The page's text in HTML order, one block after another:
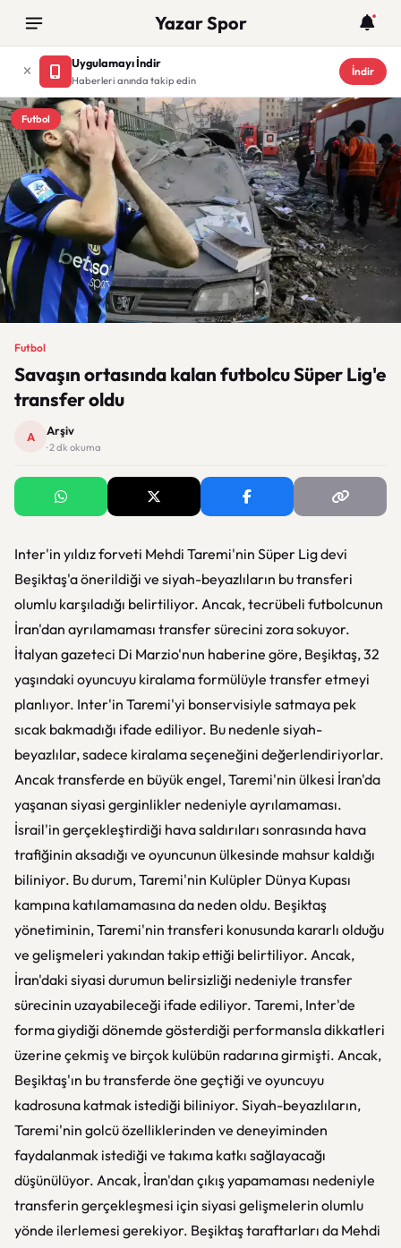
Yazar Spor
Uygulamayı İndir
Haberleri anında takip edin
İndir
Futbol
Futbol
Savaşın ortasında kalan futbolcu Süper Lig'e
transfer oldu
A Arşiv
· 2 dk okuma
Inter'in yıldız forveti Mehdi Taremi'nin Süper Lig devi
Beşiktaş'a önerildiği ve siyah-beyazlıların bu transferi
olumlu karşıladığı belirtiliyor. Ancak, tecrübeli futbolcunun
İran'dan ayrılamaması transfer sürecini zora sokuyor.
İtalyan gazeteci Di Marzio'nun haberine göre, Beşiktaş, 32
yaşındaki oyuncuyu kiralama formülüyle transfer etmeyi
planlıyor. Inter'in Taremi'yi bonservisiyle satmaya pek
sıcak bakmadığı ifade ediliyor. Bu nedenle siyah-
beyazlılar, sadece kiralama seçeneğini değerlendiriyorlar.
Ancak transferde en büyük engel, Taremi'nin ülkesi İran'da
yaşanan siyasi gerginlikler nedeniyle ayrılamaması.
İsrail'in gerçekleştirdiği hava saldırıları sonrasında hava
trafiğinin aksadığı ve oyuncunun ülkesinde mahsur kaldığı
biliniyor. Bu durum, Taremi'nin Kulüpler Dünya Kupası
kampına katılamamasına da neden oldu. Beşiktaş
yönetiminin, Taremi'nin transferi konusunda kararlı olduğu
ve gelişmeleri yakından takip ettiği belirtiliyor. Ancak,
İran'daki siyasi durumun belirsizliği nedeniyle transfer
sürecinin uzayabileceği ifade ediliyor. Taremi, Inter'de
forma giydiği dönemde gösterdiği performansla dikkatleri
üzerine çekmiş ve birçok kulübün radarına girmişti. Ancak,
Beşiktaş'ın bu transferde öne geçtiği ve oyuncuyu
kadrosuna katmak istediği biliniyor. Siyah-beyazlıların,
Taremi'nin golcü özelliklerinden ve deneyiminden
faydalanmak istediği ve takıma katkı sağlayacağı
düşünülüyor. Ancak, İran'dan çıkış yapamaması nedeniyle
transferin gerçekleşmesi için siyasi gelişmelerin olumlu
yönde ilerlemesi gerekiyor. Beşiktaş taraftarları da Mehdi